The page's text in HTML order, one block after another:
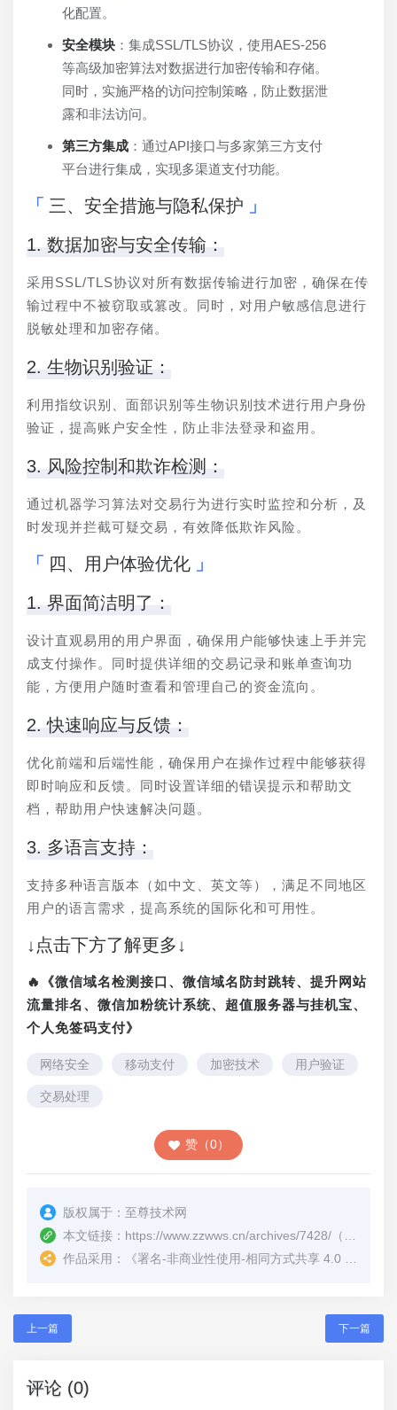
化配置。
安全模块 ：集成SSL/TLS协议，使用AES-256
等高级加密算法对数据进行加密传输和存储。
同时，实施严格的访问控制策略，防止数据泄
露和非法访问。
第三方集成 ：通过API接口与多家第三方支付
平台进行集成，实现多渠道支付功能。
三、安全措施与隐私保护
1. 数据加密与安全传输：
采用SSL/TLS协议对所有数据传输进行加密，确保在传
输过程中不被窃取或篡改。同时，对用户敏感信息进行
脱敏处理和加密存储。
2. 生物识别验证：
利用指纹识别、面部识别等生物识别技术进行用户身份
验证，提高账户安全性，防止非法登录和盗用。
3. 风险控制和欺诈检测：
通过机器学习算法对交易行为进行实时监控和分析，及
时发现并拦截可疑交易，有效降低欺诈风险。
四、用户体验优化
1. 界面简洁明了：
设计直观易用的用户界面，确保用户能够快速上手并完
成支付操作。同时提供详细的交易记录和账单查询功
能，方便用户随时查看和管理自己的资金流向。
2. 快速响应与反馈：
优化前端和后端性能，确保用户在操作过程中能够获得
即时响应和反馈。同时设置详细的错误提示和帮助文
档，帮助用户快速解决问题。
3. 多语言支持：
支持多种语言版本（如中文、英文等），满足不同地区
用户的语言需求，提高系统的国际化和可用性。
↓点击下方了解更多↓
🔥《微信域名检测接口、微信域名防封跳转、提升网站
流量排名、微信加粉统计系统、超值服务器与挂机宝、
个人免签码支付》
网络安全 移动支付 加密技术 用户验证
交易处理
赞（0）
版权属于： 至尊技术网
本文链接： https://www.zzwws.cn/archives/7428/ （转载时请注明本文出处及文章链接）
作品采用：
《署名-非商业性使用-相同方式共享 4.0 国际 (CC BY-NC-SA 4.0)
上一篇 下一篇
评论 (0)